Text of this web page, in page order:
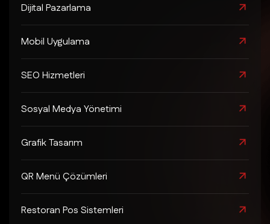
Dijital Pazarlama
Mobil Uygulama
SEO Hizmetleri
Sosyal Medya Yönetimi
Grafik Tasarım
QR Menü Çözümleri
Restoran Pos Sistemleri